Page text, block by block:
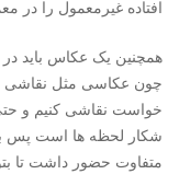
افتاده غیرمعمول را در
همچنین یک عکاس باید
چون عکاسی مثل نقاشی
خواست نقاشی کنیم و حتی
شکار لحظه ها است پس
متفاوت حضور داشت تا